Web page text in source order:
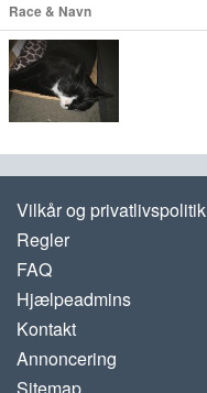
Race & Navn
Vilkår og privatlivspolitik
Regler
FAQ
Hjælpeadmins
Kontakt
Annoncering
Sitemap